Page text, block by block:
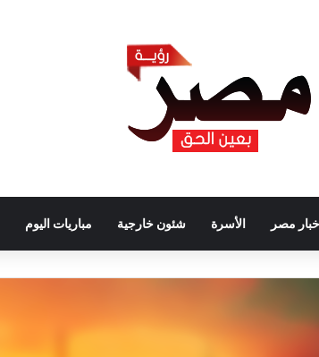
مصر الأسرة شئون خارجية مباريات اليوم